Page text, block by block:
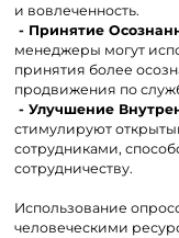
и вовлеченность.
- Принятие
менеджеры могут
принятия более
продвижения по
- Улучшение
стимулируют
сотрудниками,
сотрудничеству.
Использование
человеческими